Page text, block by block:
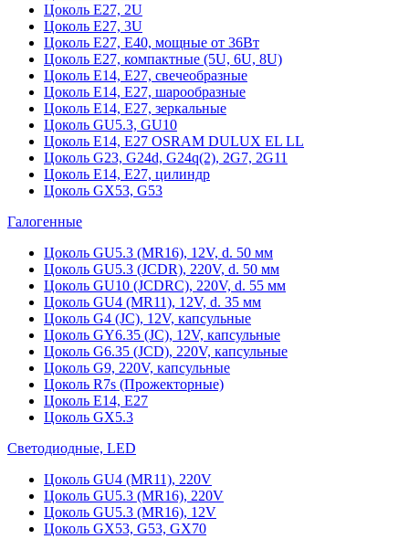
Цоколь Е27, 2U
Цоколь Е27, 3U
Цоколь Е27, Е40, мощные от 36Вт
Цоколь Е27, компактные (5U, 6U, 8U)
Цоколь Е14, Е27, свечеобразные
Цоколь Е14, Е27, шарообразные
Цоколь Е14, Е27, зеркальные
Цоколь GU5.3, GU10
Цоколь Е14, Е27 OSRAM DULUX EL LL
Цоколь G23, G24d, G24q(2), 2G7, 2G11
Цоколь Е14, Е27, цилиндр
Цоколь GX53, G53
Галогенные
Цоколь GU5.3 (MR16), 12V, d. 50 мм
Цоколь GU5.3 (JCDR), 220V, d. 50 мм
Цоколь GU10 (JCDRC), 220V, d. 55 мм
Цоколь GU4 (MR11), 12V, d. 35 мм
Цоколь G4 (JC), 12V, капсульные
Цоколь GY6.35 (JC), 12V, капсульные
Цоколь G6.35 (JCD), 220V, капсульные
Цоколь G9, 220V, капсульные
Цоколь R7s (Прожекторные)
Цоколь E14, E27
Цоколь GX5.3
Светодиодные, LED
Цоколь GU4 (MR11), 220V
Цоколь GU5.3 (MR16), 220V
Цоколь GU5.3 (MR16), 12V
Цоколь GX53, G53, GX70